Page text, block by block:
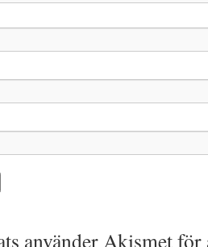
använder Akismet